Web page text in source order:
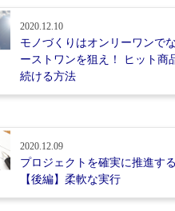
2020.12.10
モノづくりはオンリーワンで
ーストワンを狙え！ ヒット商
続ける方法
2020.12.09
プロジェクトを確実に推進す
【後編】柔軟な実行